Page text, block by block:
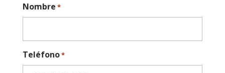
Nombre *
Teléfono*